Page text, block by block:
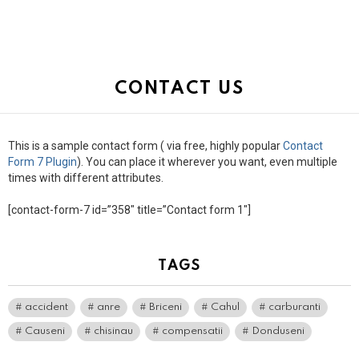
CONTACT US
This is a sample contact form ( via free, highly popularContact
Form 7 Plugin). You can place it wherever you want, even multiple
times with different attributes.
[contact-form-7 id=”358″ title=”Contact form 1″]
TAGS
accident anre Briceni Cahul carburanti
Causeni chisinau compensatii Donduseni